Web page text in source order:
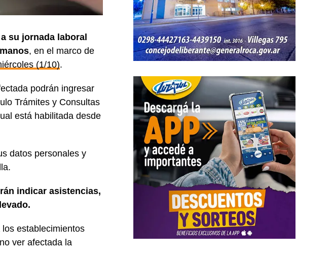
su jornada laboral
, en el marco de
(1/10).
podrán ingresar
Trámites y Consultas
está habilitada desde
datos personales y
indicar asistencias,
establecimientos
ver afectada la